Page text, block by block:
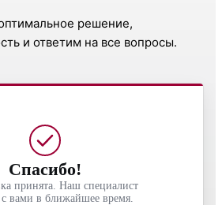
решение,
и ответим на все вопросы.
Спасибо!
принята. Наш специалист
с вами в ближайшее время.